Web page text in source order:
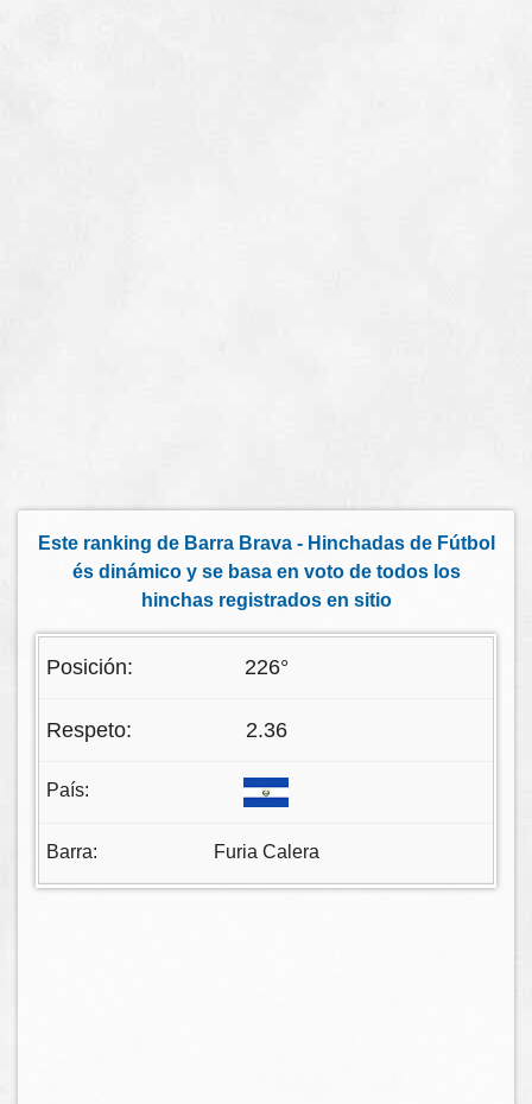
Este ranking de Barra Brava - Hinchadas de Fútbol
és dinámico y se basa en voto de todos los
hinchas registrados en sitio
226°
2.36
Furia Calera